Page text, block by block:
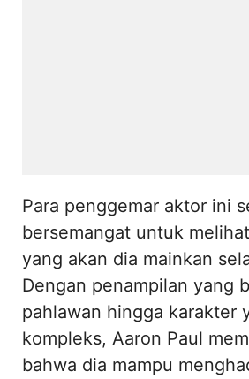
Para penggemar aktor ini
bersemangat untuk
yang akan dia mainkan
Dengan penampilan yang
pahlawan hingga karakter
kompleks, Aaron Paul
bahwa dia mampu